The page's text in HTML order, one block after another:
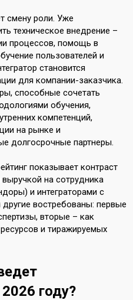
смену роли. Уже
техническое внедрение –
процессов, помощь в
пользователей и
становится
для компании-заказчика.
способные сочетать
обучения,
компетенций,
на рынке и
долгосрочные партнеры.
показывает контраст
на сотрудника
и интеграторами с
востребованы: первые
вторые – как
и тиражируемых
году?